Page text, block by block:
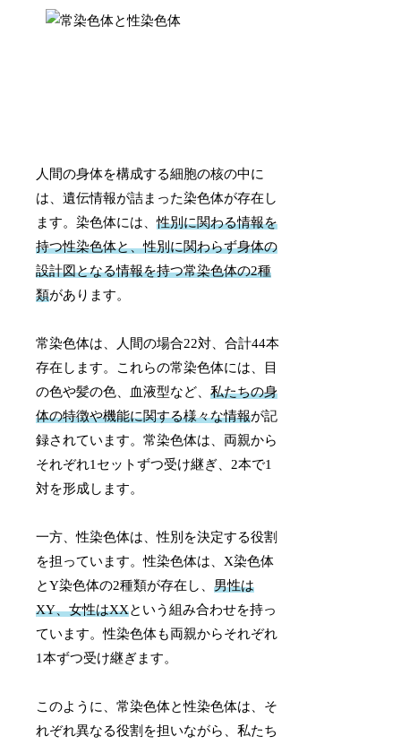
人間の身体を構成する細胞の核の中に
は、遺伝情報が詰まった染色体が存在し
ます。染色体には、性別に関わる情報を
持つ性染色体と、性別に関わらず身体の
設計図となる情報を持つ常染色体の2種
類があります。
常染色体は、人間の場合22対、合計44本
存在します。これらの常染色体には、目
の色や髪の色、血液型など、私たちの身
体の特徴や機能に関する様々な情報が記
録されています。常染色体は、両親から
それぞれ1セットずつ受け継ぎ、2本で1
対を形成します。
一方、性染色体は、性別を決定する役割
を担っています。性染色体は、X染色体
とY染色体の2種類が存在し、男性は
XY、女性はXXという組み合わせを持っ
ています。性染色体も両親からそれぞれ
1本ずつ受け継ぎます。
このように、常染色体と性染色体は、そ
れぞれ異なる役割を担いながら、私たち